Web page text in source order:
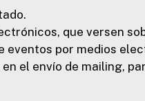
que versen
eventos por medios
el envío de mailing,